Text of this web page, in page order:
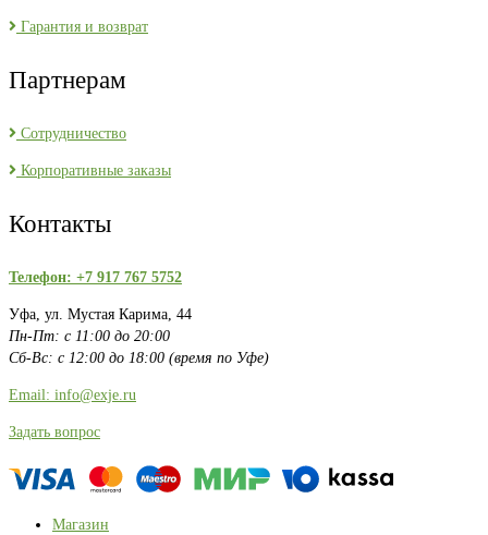
Гарантия и возврат
Партнерам
Сотрудничество
Корпоративные заказы
Контакты
Телефон: +7 917 767 5752
Уфа, ул. Мустая Карима, 44
Пн-Пт: с 11:00 до 20:00
Сб-Вс: с 12:00 до 18:00 (время по Уфе)
Email: info@exje.ru
Задать вопрос
Магазин